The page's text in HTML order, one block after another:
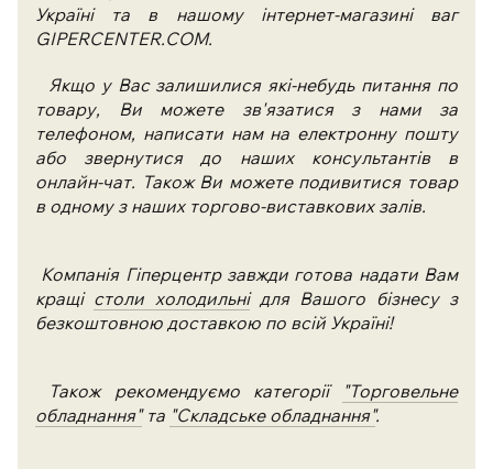
Україні та в нашому інтернет-магазині ваг
GIPERCENTER.COM.
Якщо у Вас залишилися які-небудь питання по
товару, Ви можете зв'язатися з нами за
телефоном, написати нам на електронну пошту
або звернутися до наших консультантів в
онлайн-чат. Також Ви можете подивитися товар
в одному з наших торгово-виставкових залів.
Компанія Гіперцентр завжди готова надати Вам
кращі столи холодильні для Вашого бізнесу з
безкоштовною доставкою по всій Україні!
Також рекомендуємо категорії "Торговельне
обладнання"та "Складське обладнання".